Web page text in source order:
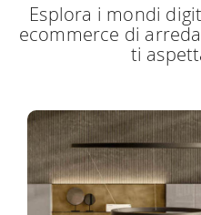
Esplora i mondi
ecommerce di
ti